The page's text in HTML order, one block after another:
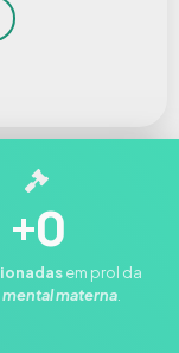
+0
em prol da
materna